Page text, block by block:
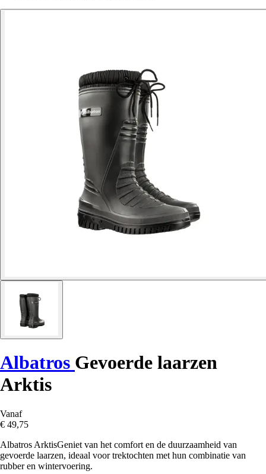
Albatros Gevoerde laarzen
Arktis
Vanaf
€ 49,75
Albatros ArktisGeniet van het comfort en de duurzaamheid van
gevoerde laarzen, ideaal voor trektochten met hun combinatie van
rubber en wintervoering.